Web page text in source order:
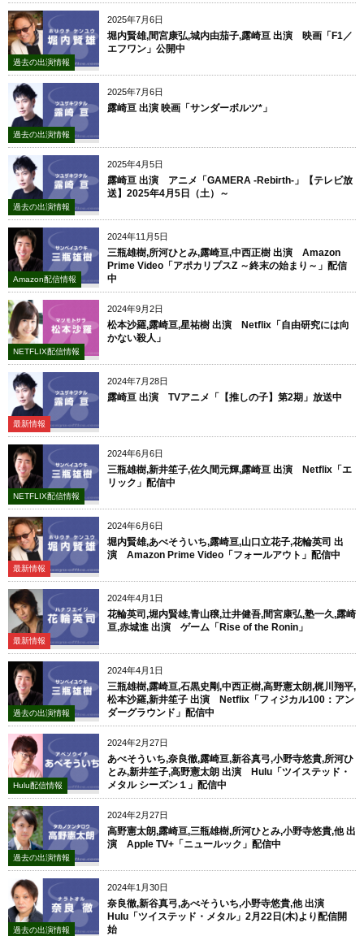
2025年7月6日
過去の出演情報
堀内賢雄,間宮康弘,城内由茄子,露崎亘 出演 映画「F1／
エフワン」公開中
2025年7月6日
過去の出演情報
露崎亘 出演 映画「サンダーボルツ*」
2025年4月5日
過去の出演情報
露崎亘 出演 アニメ「GAMERA -Rebirth-」【テレビ放
送】2025年4月5日（土）～
2024年11月5日
Amazon配信情報
三瓶雄樹,所河ひとみ,露崎亘,中西正樹 出演 Amazon
Prime Video「アポカリプスZ ～終末の始まり～」配信
中
2024年9月2日
NETFLIX配信情報
松本沙羅,露崎亘,星祐樹 出演 Netflix「自由研究には向
かない殺人」
2024年7月28日
最新情報
露崎亘 出演 TVアニメ「【推しの子】第2期」放送中
2024年6月6日
NETFLIX配信情報
三瓶雄樹,新井笙子,佐久間元輝,露崎亘 出演 Netflix「エ
リック」配信中
2024年6月6日
最新情報
堀内賢雄,あべそういち,露崎亘,山口立花子,花輪英司 出
演 Amazon Prime Video「フォールアウト」配信中
2024年4月1日
最新情報
花輪英司,堀内賢雄,青山穣,辻井健吾,間宮康弘,塾一久,露崎
亘,赤城進 出演 ゲーム「Rise of the Ronin」
2024年4月1日
過去の出演情報
三瓶雄樹,露崎亘,石黒史剛,中西正樹,高野憲太朗,梶川翔平,
松本沙羅,新井笙子 出演 Netflix「フィジカル100：アン
ダーグラウンド」配信中
2024年2月27日
Hulu配信情報
あべそういち,奈良徹,露崎亘,新谷真弓,小野寺悠貴,所河ひ
とみ,新井笙子,高野憲太朗 出演 Hulu「ツイステッド・
メタル シーズン１」配信中
2024年2月27日
過去の出演情報
高野憲太朗,露崎亘,三瓶雄樹,所河ひとみ,小野寺悠貴,他 出
演 Apple TV+「ニュールック」配信中
2024年1月30日
過去の出演情報
奈良徹,新谷真弓,あべそういち,小野寺悠貴,他 出演
Hulu「ツイステッド・メタル」2月22日(木)より配信開
始